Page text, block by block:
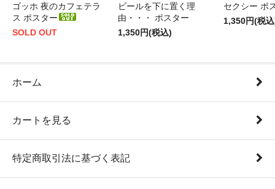
ゴッホ 夜のカフェテラ
ス ポスター
SOLD OUT
ビールを下に置く理
由・・・ ポスター
1,350円(税込)
セクシー ポ
1,350円(税
ホーム
カートを見る
特定商取引法に基づく表記